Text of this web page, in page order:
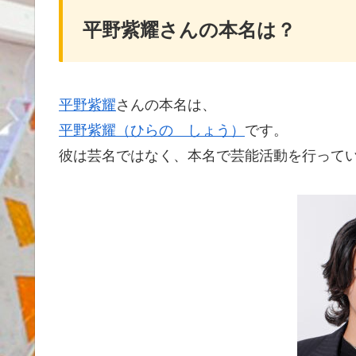
平野紫耀さんの本名は？
平野紫耀さんの本名は、
平野紫耀（ひらの しょう） です。
彼は芸名ではなく、本名で芸能活動を行って